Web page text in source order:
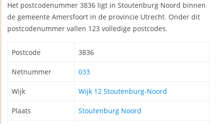
Het postcodenummer 3836 ligt in Stoutenburg Noord binnen
de gemeente Amersfoort in de provincie Utrecht. Onder dit
postcodenummer vallen 123 volledige postcodes.
Postcode 3836
Netnummer 033
Wijk Wijk 12 Stoutenburg-Noord
Plaats Stoutenburg Noord